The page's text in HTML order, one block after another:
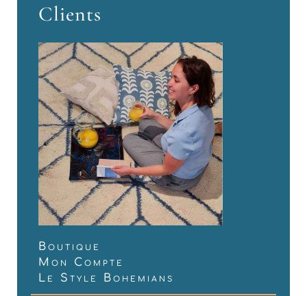
Clients
Boutique
Mon Compte
Le Style Bohemians